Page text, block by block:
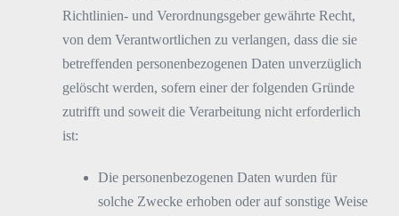
Richtlinien- und Verordnungsgeber gewährte Recht,
von dem Verantwortlichen zu verlangen, dass die sie
betreffenden personenbezogenen Daten unverzüglich
gelöscht werden, sofern einer der folgenden Gründe
zutrifft und soweit die Verarbeitung nicht erforderlich
ist:
Die personenbezogenen Daten wurden für
solche Zwecke erhoben oder auf sonstige Weise